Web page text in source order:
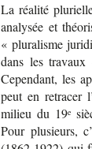
La réa­lité
ana­ly­sée et
« plu­ra­lisme
dans les
Cepen­dant, les
peut en retra­cer
milieu du 19e
Pour plu­sieurs,